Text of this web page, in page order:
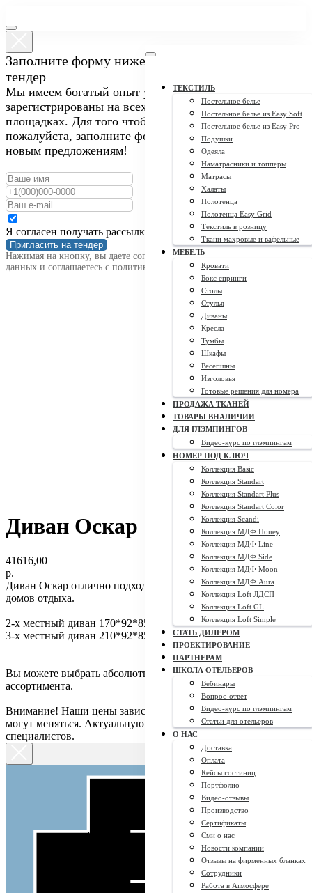
ТЕКСТИЛЬ
Постельное белье
Постельное белье из Easy Soft
Постельное белье из Easy Pro
Подушки
Одеяла
Наматрасники и топперы
Матрасы
Халаты
Полотенца
Полотенца Easy Grid
Текстиль в розницу
Ткани махровые и вафельные
МЕБЕЛЬ
Кровати
Бокс спринги
Столы
Стулья
Диваны
Кресла
Тумбы
Шкафы
Ресепшны
Изголовья
Готовые решения для номера
ПРОДАЖА ТКАНЕЙ
ТОВАРЫ ВНАЛИЧИИ
ДЛЯ ГЛЭМПИНГОВ
Видео-курс по глэмпингам
НОМЕР ПОД КЛЮЧ
Коллекция Basic
Коллекция Standart
Коллекция Standart Plus
Коллекция Standart Color
Коллекция Scandi
Коллекция МДФ Honey
Коллекция МДФ Line
Коллекция МДФ Side
Коллекция МДФ Moon
Коллекция МДФ Aura
Коллекция Loft ЛДСП
Коллекция Loft GL
Коллекция Loft Simple
СТАТЬ ДИЛЕРОМ
ПРОЕКТИРОВАНИЕ
ПАРТНЕРАМ
ШКОЛА ОТЕЛЬЕРОВ
Вебинары
Вопрос-ответ
Видео-курс по глэмпингам
Статьи для отельеров
О НАС
Доставка
Оплата
Кейсы гостиниц
Портфолио
Видео-отзывы
Производство
Сертификаты
Сми о нас
Новости компании
Отзывы на фирменных бланках
Сотрудники
Работа в Атмосфере
Заполните форму ниже, чтобы пригласить нас на
тендер
Мы имеем богатый опыт участия в закупках и
зарегистрированы на всех крупных тендерных
площадках. Для того чтобы пригласить нас на тендер,
пожалуйста, заполните форму ниже. Мы открыты к
новым предложениям!
Я согласен получать рассылку
Пригласить на тендер
Нажимая на кнопку, вы даете согласие на обработку персональных
данных и соглашаетесь c политикой конфиденциальности
Диван Оскар
41616,00
р.
Диван Оскар отлично подходит для гостиниц, хостелов и
домов отдыха.
2-х местный диван 170*92*85 - 41 616 руб.
3-х местный диван 210*92*85 - 48 510 руб.
Вы можете выбрать абсолютно любой материал из
ассортимента.
Внимание! Наши цены зависят от курса доллара, поэтому они
могут меняться. Актуальную цену уточняйте у наших
специалистов.